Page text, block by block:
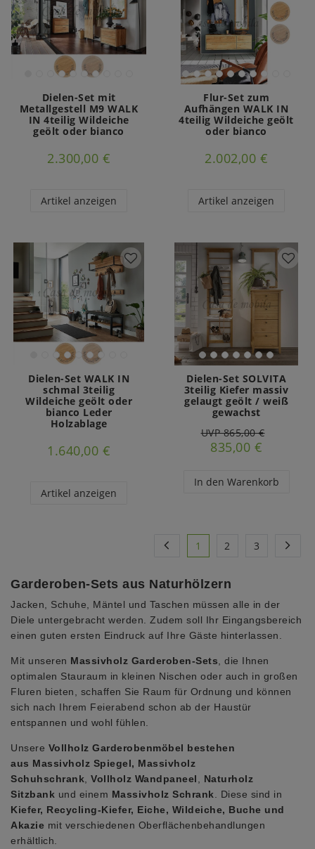
Dielen-Set mit
Metallgestell M9 WALK
IN 4teilig Wildeiche
geölt oder bianco
2.300,00 €
Artikel anzeigen
Flur-Set zum
Aufhängen WALK IN
4teilig Wildeiche geölt
oder bianco
2.002,00 €
Artikel anzeigen
Dielen-Set WALK IN
schmal 3teilig
Wildeiche geölt oder
bianco Leder
Holzablage
1.640,00 €
Artikel anzeigen
Dielen-Set SOLVITA
3teilig Kiefer massiv
gelaugt geölt / weiß
gewachst
UVP 865,00 €
835,00 €
In den Warenkorb
1 2 3
Garderoben-Sets aus Naturhölzern
Jacken, Schuhe, Mäntel und Taschen müssen alle in der
Diele untergebracht werden. Zudem soll Ihr Eingangsbereich
einen guten ersten Eindruck auf Ihre Gäste hinterlassen.
Mit unseren Massivholz Garderoben-Sets , die Ihnen
optimalen Stauraum in kleinen Nischen oder auch in großen
Fluren bieten, schaffen Sie Raum für Ordnung und können
sich nach Ihrem Feierabend schon ab der Haustür
entspannen und wohl fühlen.
Unsere Vollholz Garderobenmöbel bestehen
aus Massivholz Spiegel, Massivholz
Schuhschrank
Vollholz Wandpaneel
Naturholz
Sitzbank und einem Massivholz Schrank
Diese sind in
Kiefer, Recycling-Kiefer, Eiche, Wildeiche, Buche und
Akazie mit verschiedenen Oberflächenbehandlungen
erhältlich.